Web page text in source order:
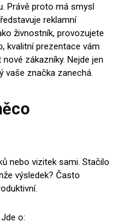
Právě proto má smysl
reklamní
živnostník, provozujete
kvalitní prezentace vám
zákazníky. Nejde jen
vaše značka zanechá.
nebo vizitek sami. Stačilo
výsledek? Často
o: